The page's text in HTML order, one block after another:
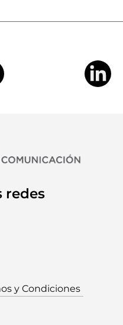
redes
y Condiciones